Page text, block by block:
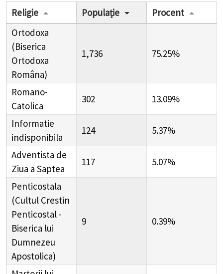
Religie Populație
Procent
Ortodoxa
(Biserica
Ortodoxa
Româna)
1,736 75.25%
Romano-
Catolica
302 13.09%
Informatie
indisponibila
124 5.37%
Adventista de
Ziua a Saptea
117 5.07%
Penticostala
(Cultul Crestin
Penticostal -
Biserica lui
Dumnezeu
Apostolica)
9 0.39%